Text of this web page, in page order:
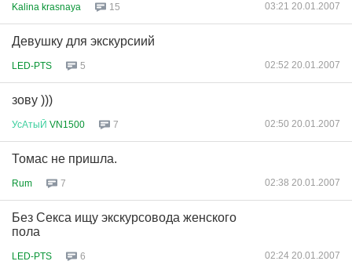
Kalina krasnaya 15 03:21 20.01.2007
Девушку для экскурсиий
LED-PTS 5 02:52 20.01.2007
зову )))
УсАтыЙ VN1500 7 02:50 20.01.2007
Томас не пришла.
Rum 7 02:38 20.01.2007
Без Секса ищу экскурсовода женского
пола
LED-PTS 6 02:24 20.01.2007